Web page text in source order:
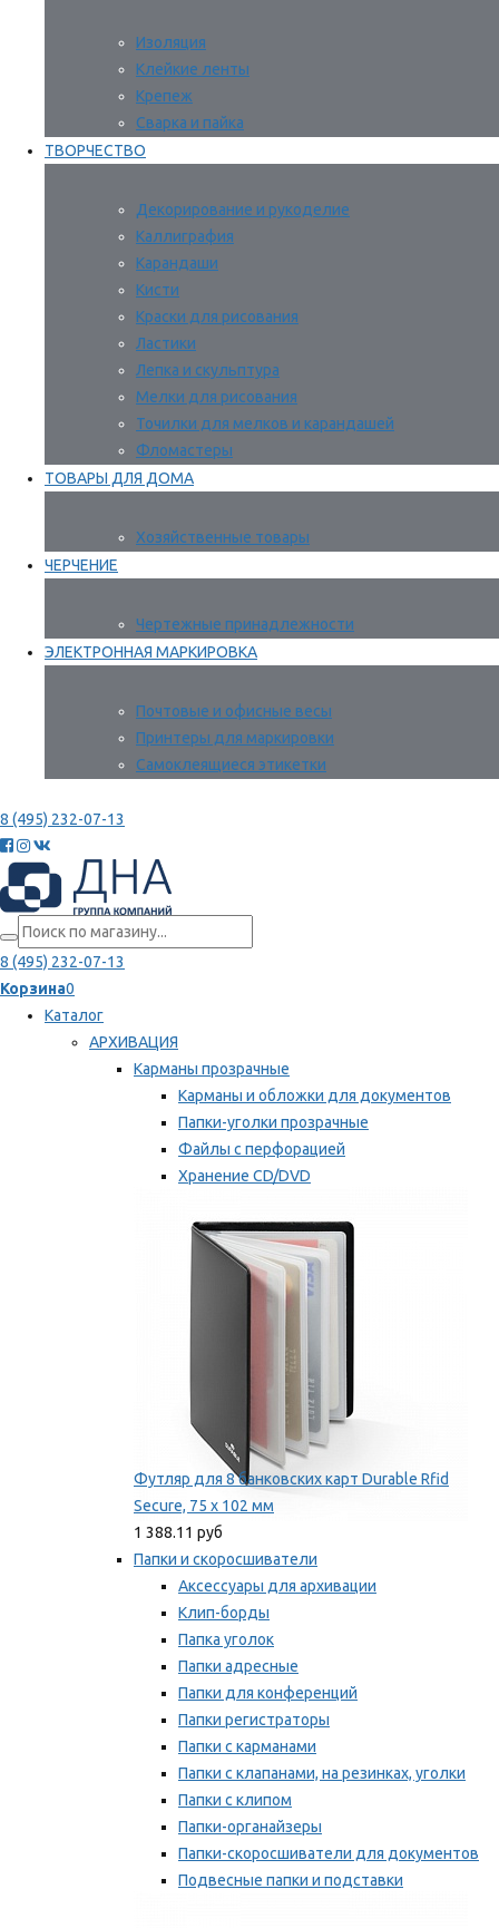
Изоляция
Клейкие ленты
Крепеж
Сварка и пайка
ТВОРЧЕСТВО
Декорирование и рукоделие
Каллиграфия
Карандаши
Кисти
Краски для рисования
Ластики
Лепка и скульптура
Мелки для рисования
Точилки для мелков и карандашей
Фломастеры
ТОВАРЫ ДЛЯ ДОМА
Хозяйственные товары
ЧЕРЧЕНИЕ
Чертежные принадлежности
ЭЛЕКТРОННАЯ МАРКИРОВКА
Почтовые и офисные весы
Принтеры для маркировки
Самоклеящиеся этикетки
8 (495) 232-07-13
8 (495) 232-07-13
Корзина0
Каталог
АРХИВАЦИЯ
Карманы прозрачные
Карманы и обложки для документов
Папки-уголки прозрачные
Файлы с перфорацией
Хранение CD/DVD
Мы рекомендуем
Футляр для 8 банковских карт Durable Rfid
Secure, 75 х 102 мм
1 388.11 руб
Папки и скоросшиватели
Аксессуары для архивации
Клип-борды
Папка уголок
Папки адресные
Папки для конференций
Папки регистраторы
Папки с карманами
Папки с клапанами, на резинках, уголки
Папки с клипом
Папки-органайзеры
Папки-скоросшиватели для документов
Подвесные папки и подставки